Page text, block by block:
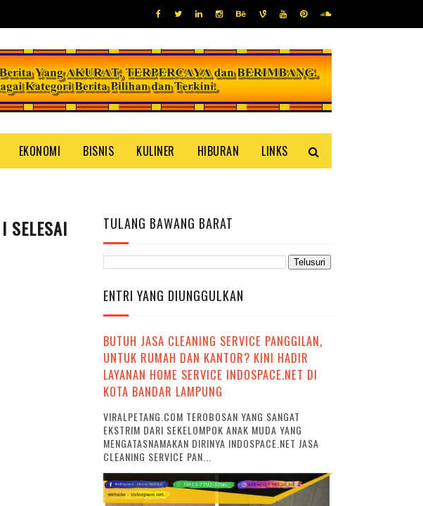
EKONOMI BISNIS KULINER HIBURAN LINKS
SELESAI
TULANG BAWANG BARAT
ENTRI YANG DIUNGGULKAN
BUTUH JASA CLEANING SERVICE PANGGILAN,
UNTUK RUMAH DAN KANTOR? KINI HADIR
LAYANAN HOME SERVICE INDOSPACE.NET DI
KOTA BANDAR LAMPUNG
VIRALPETANG.COM TEROBOSAN YANG SANGAT
EKSTRIM DARI SEKELOMPOK ANAK MUDA YANG
MENGATASNAMAKAN DIRINYA INDOSPACE.NET JASA
CLEANING SERVICE PAN...